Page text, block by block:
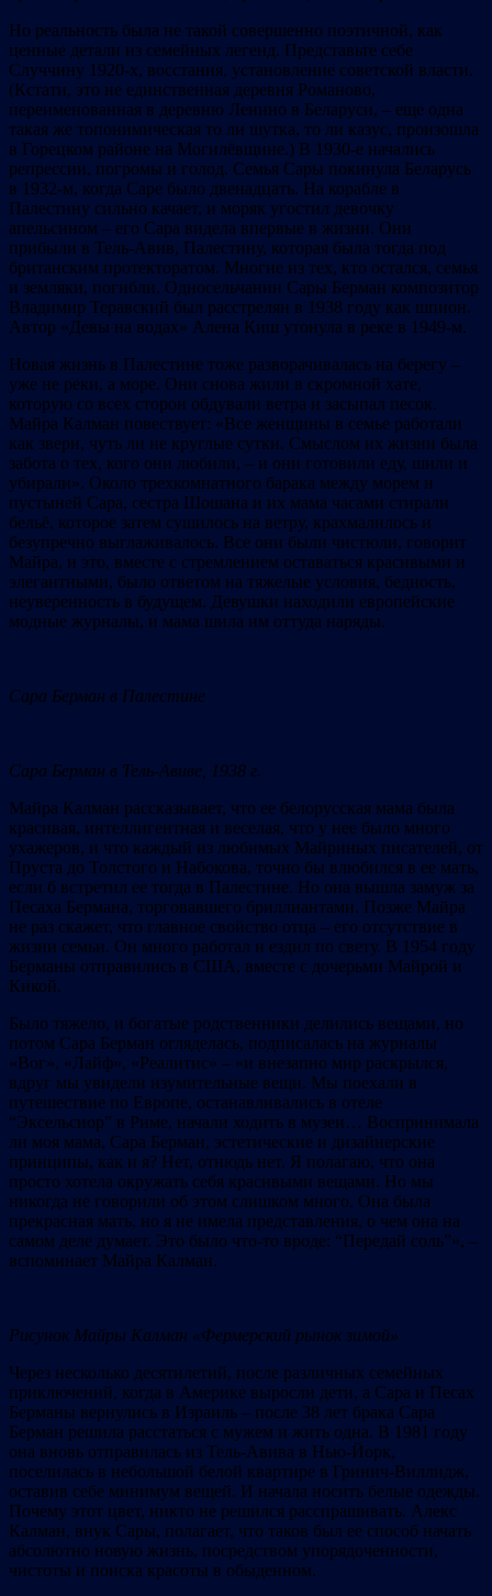
Но реальность была не такой совершенно поэтичной, как
ценные детали из семейных легенд. Представьте себе
Случчину 1920-х, восстания, установление советской власти.
(Кстати, это не единственная деревня Романово,
переименованная в деревню Ленино в Беларуси, – еще одна
такая же топонимическая то ли шутка, то ли казус, произошла
в Горецком районе на Могилёвщине.) В 1930-е начались
репрессии, погромы и голод. Семья Сары покинула Беларусь
в 1932-м, когда Саре было двенадцать. На корабле в
Палестину сильно качает, и моряк угостил девочку
апельсином – его Сара видела впервые в жизни. Они
прибыли в Тель-Авив, Палестину, которая была тогда под
британским протекторатом. Многие из тех, кто остался, семья
и земляки, погибли. Односельчанин Сары Берман композитор
Владимир Теравский был расстрелян в 1938 году как шпион.
Автор «Девы на водах» Алена Киш утонула в реке в 1949-м.
Новая жизнь в Палестине тоже разворачивалась на берегу –
уже не реки, а море. Они снова жили в скромной хате,
которую со всех сторон обдували ветра и засыпал песок.
Майра Калман повествует: «Все женщины в семье работали
как звери, чуть ли не круглые сутки. Смыслом их жизни была
забота о тех, кого они любили, – и они готовили еду, шили и
убирали». Около трехкомнатного барака между морем и
пустыней Сара, сестра Шошана и их мама часами стирали
бельё, которое затем сушилось на ветру, крахмалилось и
безупречно выглаживалось. Все они были чистюли, говорит
Майра, и это, вместе с стремлением оставаться красивыми и
элегантными, было ответом на тяжелые условия, бедность,
неуверенность в будущем. Девушки находили европейские
модные журналы, и мама шила им оттуда наряды.
Сара Берман в Палестине
Сара Берман в Тель-Авиве, 1938 г.
Майра Калман рассказывает, что ее белорусская мама была
красивая, интеллигентная и веселая, что у нее было много
ухажеров, и что каждый из любимых Майриных писателей, от
Пруста до Толстого и Набокова, точно бы влюбился в ее мать,
если б встретил ее тогда в Палестине. Но она вышла замуж за
Песаха Бермана, торговавшего бриллиантами. Позже Майра
не раз скажет, что главное свойство отца – его отсутствие в
жизни семьи. Он много работал и ездил по свету. В 1954 году
Берманы отправились в США, вместе с дочерьми Майрой и
Кикой.
Было тяжело, и богатые родственники делились вещами, но
потом Сара Берман огляделась, подписалась на журналы
«Вог», «Лайф», «Реалитис» – «и внезапно мир раскрылся,
вдруг мы увидели изумительные вещи. Мы поехали в
путешествие по Европе, останавливались в отеле
“Эксельсиор” в Риме, начали ходить в музеи… Воспринимала
ли моя мама, Сара Берман, эстетические и дизайнерские
принципы, как и я? Нет, отнюдь нет. Я полагаю, что она
просто хотела окружать себя красивыми вещами. Но мы
никогда не говорили об этом слишком много. Она была
прекрасная мать, но я не имела представления, о чем она на
самом деле думает. Это было что-то вроде: “Передай соль”», –
вспоминает Майра Калман.
Рисунок Майры Калман «Фермерский рынок зимой»
Через несколько десятилетий, после различных семейных
приключений, когда в Америке выросли дети, а Сара и Песах
Берманы вернулись в Израиль – после 38 лет брака Сара
Берман решила расстаться с мужем и жить одна. В 1981 году
она вновь отправилась из Тель-Авива в Нью-Йорк,
поселилась в небольшой белой квартире в Гринич-Виллидж,
оставив себе минимум вещей. И начала носить белые одежды.
Почему этот цвет, никто не решился расспрашивать. Алекс
Калман, внук Сары, полагает, что таков был ее способ начать
абсолютно новую жизнь, посредством упорядоченности,
чистоты и поиска красоты в обыденном.